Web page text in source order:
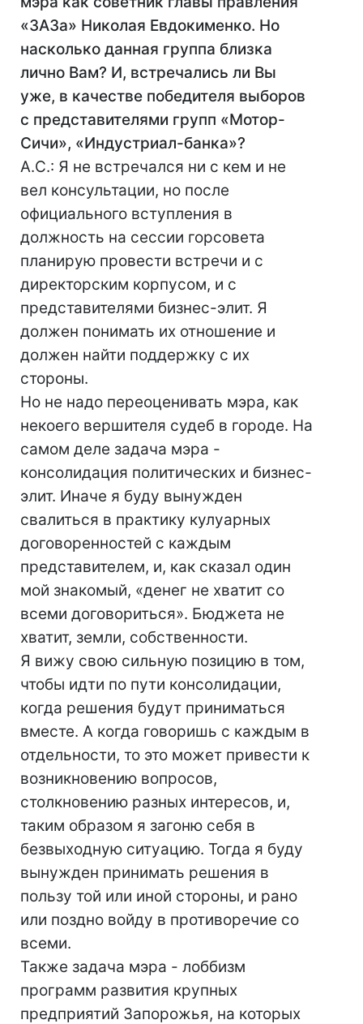
«ЗАЗа» Николая Евдокименко. Но
насколько данная группа близка
лично Вам? И, встречались ли Вы
уже, в качестве победителя выборов
с представителями групп «Мотор-
Сичи», «Индустриал-банка»?
А.С.: Я не встречался ни с кем и не
вел консультации, но после
официального вступления в
должность на сессии горсовета
планирую провести встречи и с
директорским корпусом, и с
представителями бизнес-элит. Я
должен понимать их отношение и
должен найти поддержку с их
стороны.
Но не надо переоценивать мэра, как
некоего вершителя судеб в городе. На
самом деле задача мэра -
консолидация политических и бизнес-
элит. Иначе я буду вынужден
свалиться в практику кулуарных
договоренностей с каждым
представителем, и, как сказал один
мой знакомый, «денег не хватит со
всеми договориться». Бюджета не
хватит, земли, собственности.
Я вижу свою сильную позицию в том,
чтобы идти по пути консолидации,
когда решения будут приниматься
вместе. А когда говоришь с каждым в
отдельности, то это может привести к
возникновению вопросов,
столкновению разных интересов, и,
таким образом я загоню себя в
безвыходную ситуацию. Тогда я буду
вынужден принимать решения в
пользу той или иной стороны, и рано
или поздно войду в противоречие со
всеми.
Также задача мэра - лоббизм
программ развития крупных
предприятий Запорожья, на которых